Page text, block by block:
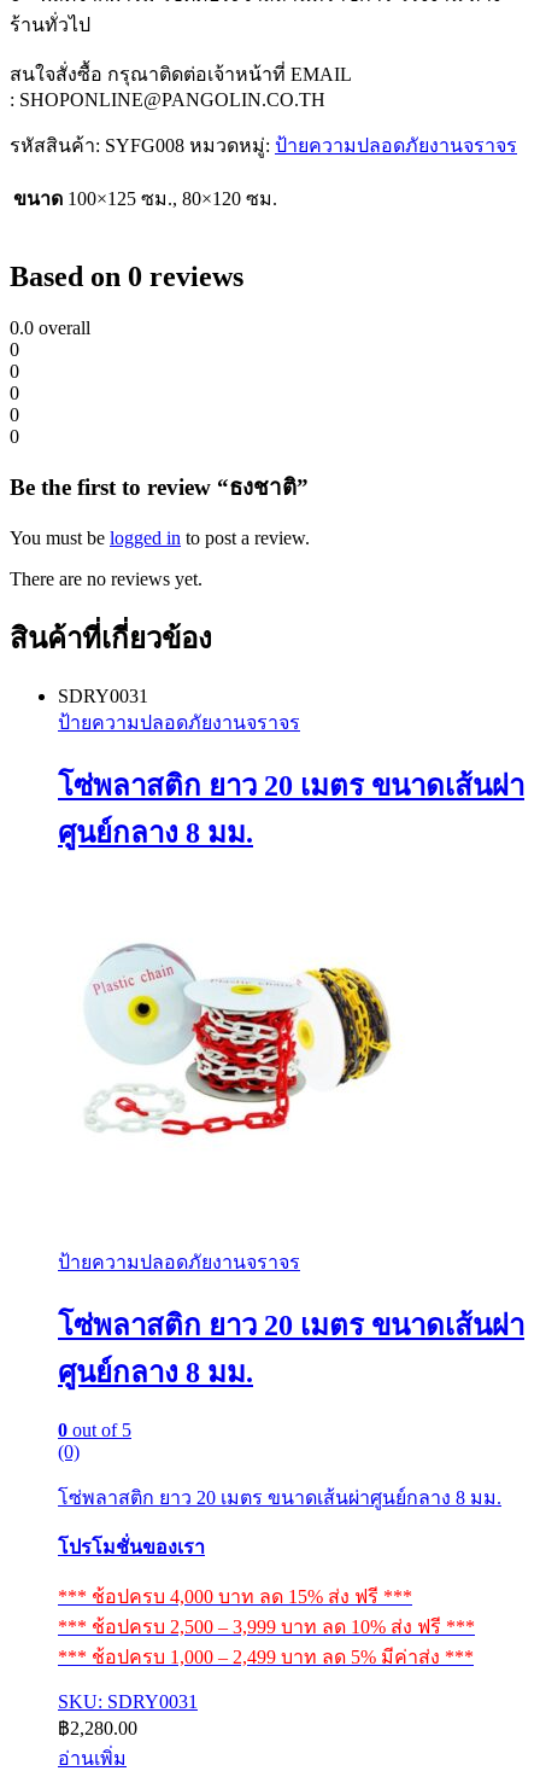
ร้านทั่วไป
สนใจสั่งซื้อ กรุณาติดต่อเจ้าหน้าที่ EMAIL
: SHOPONLINE@PANGOLIN.CO.TH
รหัสสินค้า: SYFG008 หมวดหมู่: ป้ายความปลอดภัยงานจราจร
ขนาด 100×125 ซม., 80×120 ซม.
Based on 0 reviews
0.0 overall
0
0
0
0
0
Be the first to review “ธงชาติ”
You must be logged in to post a review.
There are no reviews yet.
สินค้าที่เกี่ยวข้อง
SDRY0031
ป้ายความปลอดภัยงานจราจร
โซ่พลาสติก ยาว 20 เมตร ขนาดเส้นผ่า
ศูนย์กลาง 8 มม.
ป้ายความปลอดภัยงานจราจร
โซ่พลาสติก ยาว 20 เมตร ขนาดเส้นผ่า
ศูนย์กลาง 8 มม.
0 out of 5
(0)
โซ่พลาสติก ยาว 20 เมตร ขนาดเส้นผ่าศูนย์กลาง 8 มม.
โปรโมชั่นของเรา
*** ช้อปครบ 4,000 บาท ลด 15% ส่ง ฟรี ***
*** ช้อปครบ 2,500 – 3,999 บาท ลด 10% ส่ง ฟรี ***
*** ช้อปครบ 1,000 – 2,499 บาท ลด 5% มีค่าส่ง ***
SKU: SDRY0031
฿2,280.00
อ่านเพิ่ม